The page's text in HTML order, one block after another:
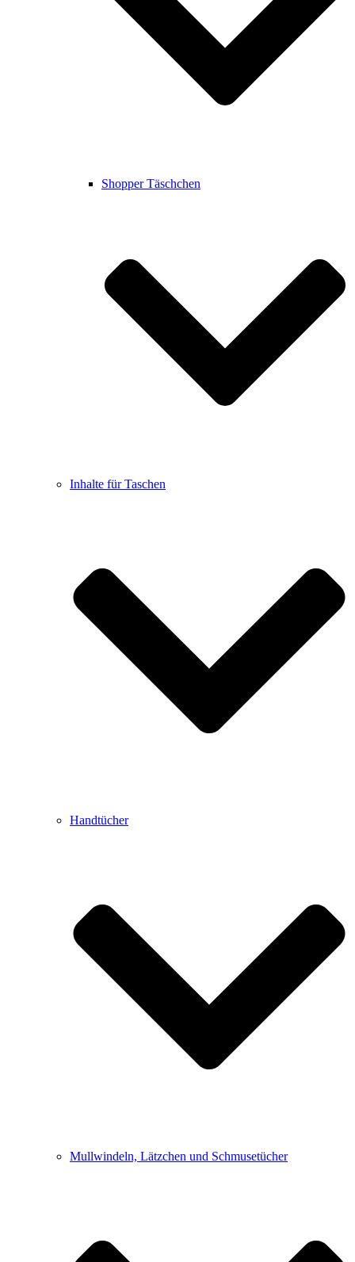
Shopper Täschchen
Inhalte für Taschen
Handtücher
Mullwindeln, Lätzchen und Schmusetücher